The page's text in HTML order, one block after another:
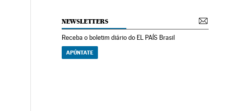
NEWSLETTERS
Receba o boletim diário do EL PAÍS Brasil
APÚNTATE